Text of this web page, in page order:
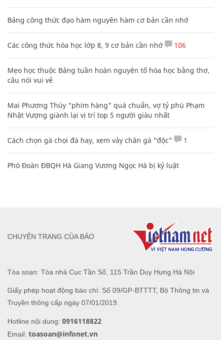
Bảng công thức đạo hàm nguyên hàm cơ bản cần nhớ
Các công thức hóa học lớp 8, 9 cơ bản cần nhớ 106
Mẹo học thuộc Bảng tuần hoàn nguyên tố hóa học bằng thơ,
câu nói vui vẻ
Mai Phương Thúy "phím hàng" quá chuẩn, vợ tỷ phú Phạm
Nhật Vượng giành lại vị trí top 5 người giàu nhất
Cách chọn gà chọi đá hay, xem vảy chân gà "độc" 1
Phó Đoàn ĐBQH Hà Giang Vương Ngọc Hà bị kỷ luật
Tòa soạn: Tòa nhà Cục Tần Số, 115 Trần Duy Hưng Hà Nội
Giấy phép hoạt động báo chí: Số 09/GP-BTTTT, Bộ Thông tin và
Truyền thông cấp ngày 07/01/2019.
Hotline nội dung: 0916118822
Email: toasoan@infonet.vn
CHUYÊN TRANG CỦA BÁO